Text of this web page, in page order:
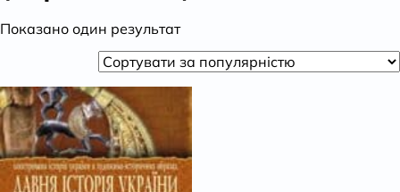
Показано один результат